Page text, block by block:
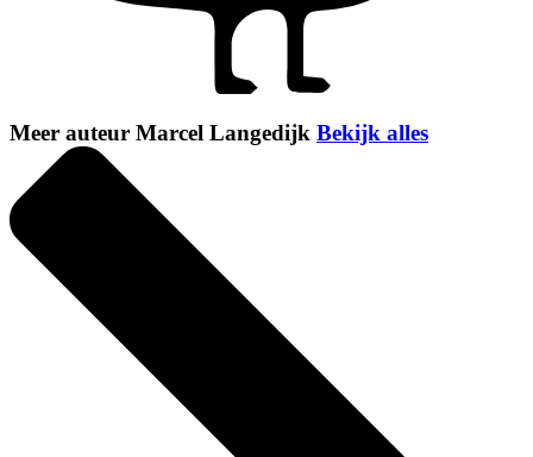
Meer auteur Marcel Langedijk Bekijk alles